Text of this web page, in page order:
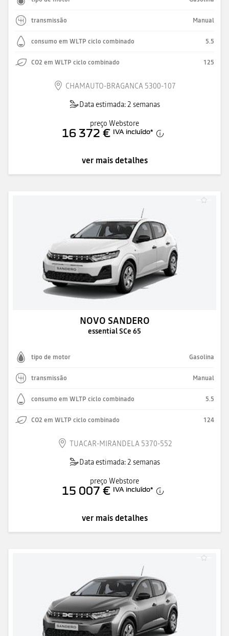
transmissão Manual
consumo em WLTP ciclo combinado 5.5
CO2 em WLTP ciclo combinado 125
CHAMAUTO-BRAGANCA 5300-107
Data estimada: 2 semanas
preço Webstore
16 372 € IVA incluído*
ver mais detalhes
NOVO SANDERO
essential SCe 65
tipo de motor Gasolina
transmissão Manual
consumo em WLTP ciclo combinado 5.5
CO2 em WLTP ciclo combinado 124
TUACAR-MIRANDELA 5370-552
Data estimada: 2 semanas
preço Webstore
15 007 € IVA incluído*
ver mais detalhes